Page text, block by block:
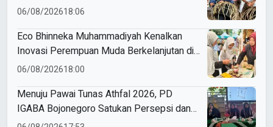
06/08/202618:06
Eco Bhinneka Muhammadiyah Kenalkan
Inovasi Perempuan Muda Berkelanjutan di
Muktamar Nasyiatul Aisyiyah
06/08/202618:00
Menuju Pawai Tunas Athfal 2026, PD
IGABA Bojonegoro Satukan Persepsi dan
Utamakan Keselamatan Anak